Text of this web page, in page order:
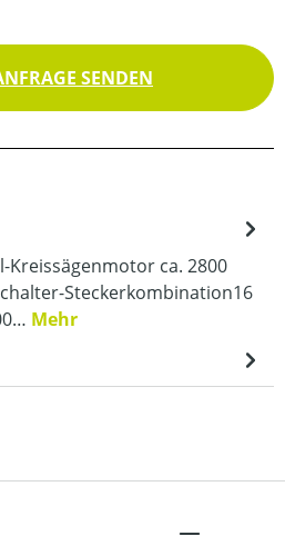
SENDEN
Kreissägenmotor ca. 2800
Steckerkombination16
Mehr